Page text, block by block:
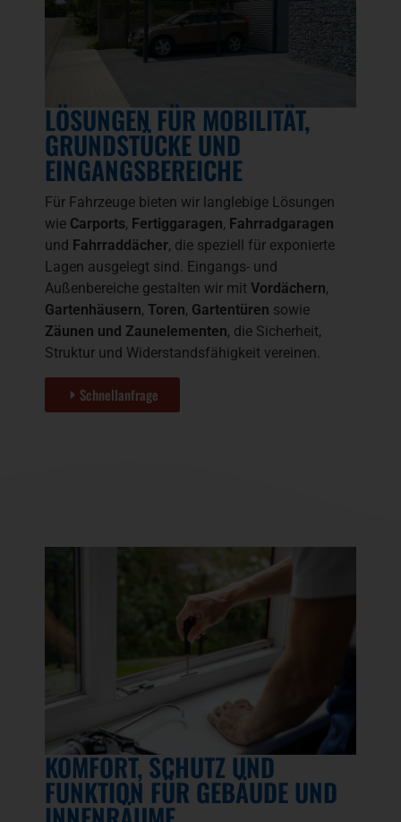
LÖSUNGEN FÜR MOBILITÄT,
GRUNDSTÜCKE UND
EINGANGSBEREICHE
Für Fahrzeuge bieten wir langlebige Lösungen
wie Carports, Fertiggaragen, Fahrradgaragen
und Fahrraddächer, die speziell für exponierte
Lagen ausgelegt sind. Eingangs- und
Außenbereiche gestalten wir mit Vordächern,
Gartenhäusern, Toren, Gartentüren sowie
Zäunen und Zaunelementen, die Sicherheit,
Struktur und Widerstandsfähigkeit vereinen.
Schnellanfrage
KOMFORT, SCHUTZ UND
FUNKTION FÜR GEBÄUDE UND